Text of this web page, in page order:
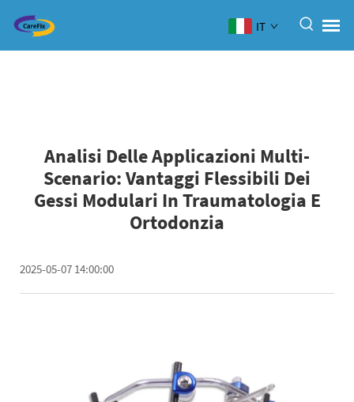
IT
Analisi Delle Applicazioni Multi-
Scenario: Vantaggi Flessibili Dei
Gessi Modulari In Traumatologia E
Ortodonzia
2025-05-07 14:00:00